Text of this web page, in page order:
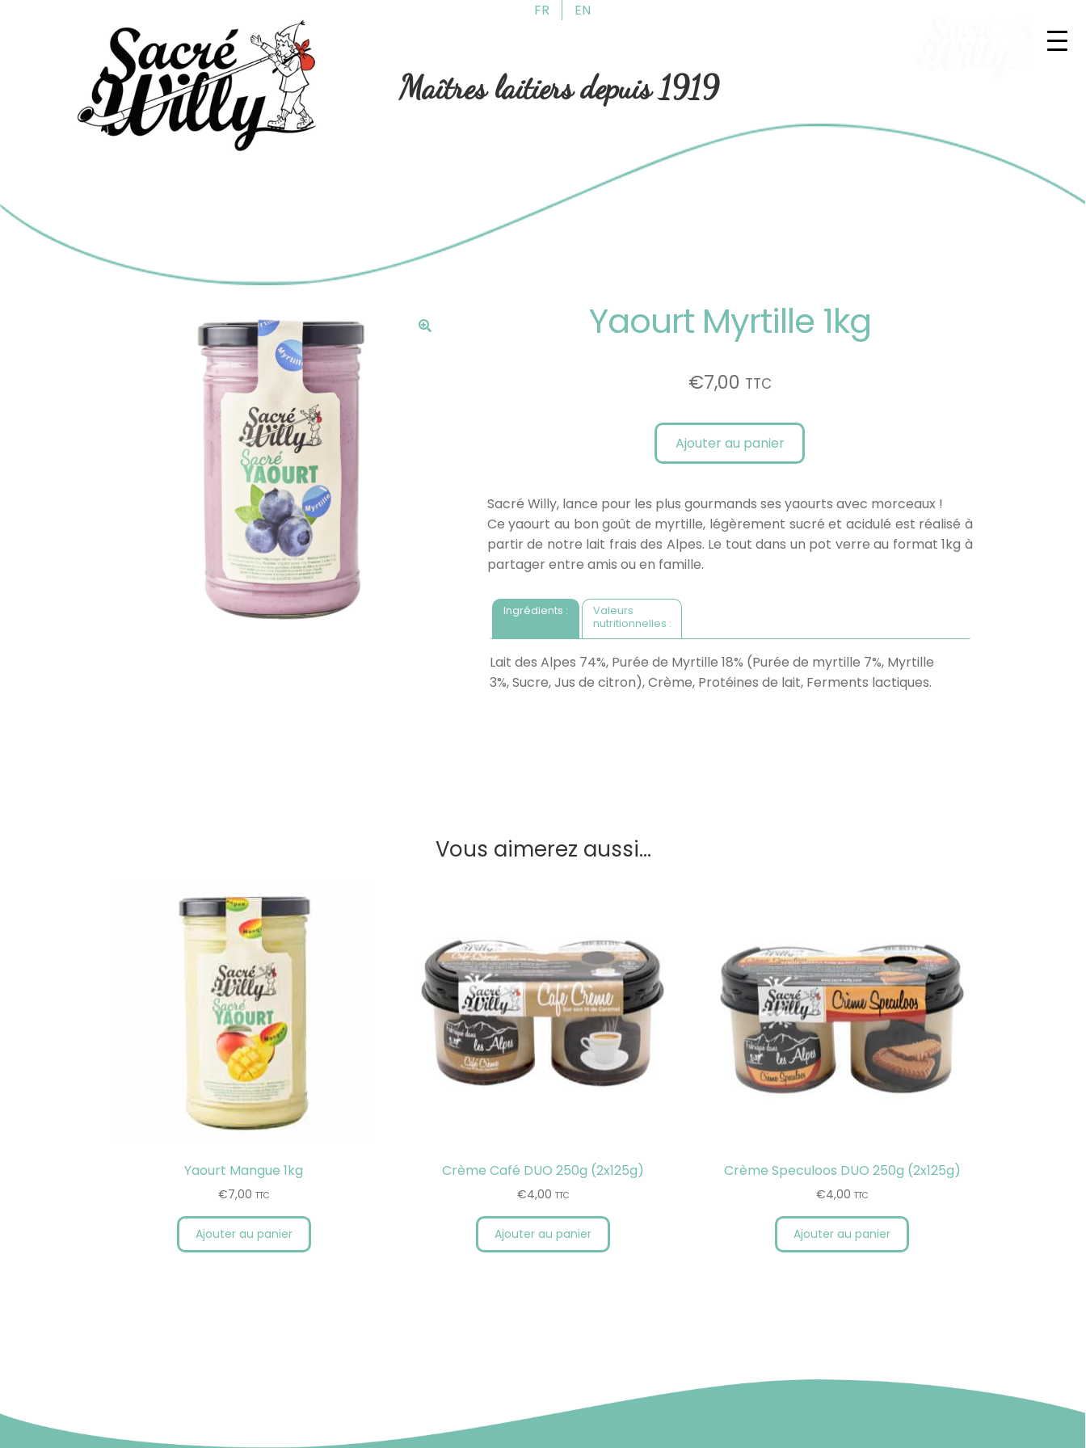
FR
EN
navigation
Maîtres laitiers depuis 1919
Yaourt Myrtille 1kg
€7,00 TTC
Ajouter au panier
Sacré Willy, lance pour les plus gourmands ses yaourts avec morceaux !
Ce yaourt au bon goût de myrtille, légèrement sucré et acidulé est réalisé à
partir de notre lait frais des Alpes. Le tout dans un pot verre au format 1kg à
partager entre amis ou en famille.
Ingrédients :
Valeurs
nutritionnelles :
Lait des Alpes 74%, Purée de Myrtille 18% (Purée de myrtille 7%, Myrtille
3%, Sucre, Jus de citron), Crème, Protéines de lait, Ferments lactiques.
Vous aimerez aussi...
Yaourt Mangue 1kg
€7,00 TTC
Ajouter au panier
Crème Café DUO 250g (2x125g)
€4,00 TTC
Ajouter au panier
Crème Speculoos DUO 250g (2x125g)
€4,00 TTC
Ajouter au panier